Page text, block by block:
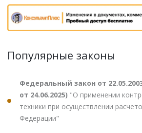
Популярные законы
Федеральный закон от
от 24.06.2025) "О применении
техники при осуществлении
Федерации"